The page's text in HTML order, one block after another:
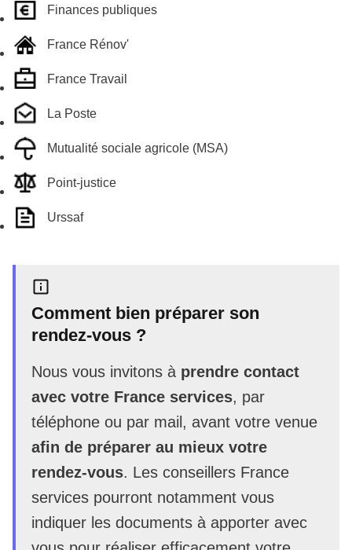
Finances publiques
France Rénov'
France Travail
La Poste
Mutualité sociale agricole (MSA)
Point-justice
Urssaf
Comment bien préparer son
rendez-vous ?
Nous vous invitons à prendre contact
avec votre France services, par
téléphone ou par mail, avant votre venue
afin de préparer au mieux votre
rendez-vous. Les conseillers France
services pourront notamment vous
indiquer les documents à apporter avec